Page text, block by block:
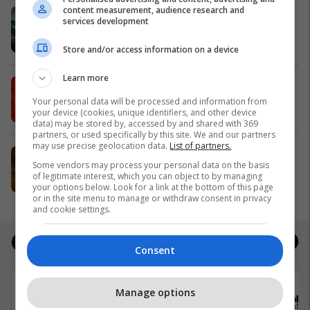
Zgjidhni një nga katër modelet tuaja
të preferuara Peugeot
Peugot Kosova
IPKO vazhdon partneritetin me
Sunny Hill Festival 2026
IPKO
EXPO DIASPORA 2026 mbahet më
3, 4 dhe 5 gusht në Prishtinë
Expo Prishtina
Jobs
content measurement, audience research and
services development
Store and/or access information on a device
Learn more
Your personal data will be processed and information from
your device (cookies, unique identifiers, and other device
data) may be stored by, accessed by and shared with 369
partners, or used specifically by this site. We and our partners
may use precise geolocation data. List of partners.
Some vendors may process your personal data on the basis
of legitimate interest, which you can object to by managing
your options below. Look for a link at the bottom of this page
or in the site menu to manage or withdraw consent in privacy
and cookie settings.
Consent
Manage options